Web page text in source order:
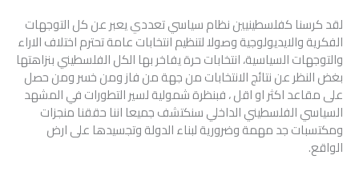
لقد كرسنا كفلسطينيين نظام سياسي تعددي يعبر عن كل التوجهات
الفكرية والايديولوجية وصولا لتنظيم انتخابات عامة تحترم اختلاف الاراء
والتوجهات السياسية، انتخابات حرة يفاخر بها الكل الفلسطيني بنزاهتها
بغض النظر عن نتائج الانتخابات من جهة من فاز ومن خسر ومن حصل
على مقاعد اكثر او اقل ، فبنظرة شمولية لسير التطورات في المشهد
السياسي الفلسطيني الداخلي سنكتشف جميعا اننا حققنا منجزات
ومكتسبات جد مهمة وضرورية لبناء الدولة وتجسيدها على ارض
الواقع.